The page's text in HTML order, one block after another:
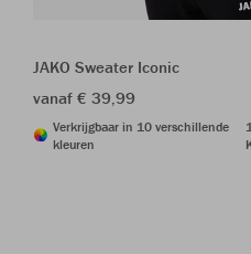
JAKO Sweater Iconic
vanaf € 39,99
Verkrijgbaar in 10 verschillende
kleuren